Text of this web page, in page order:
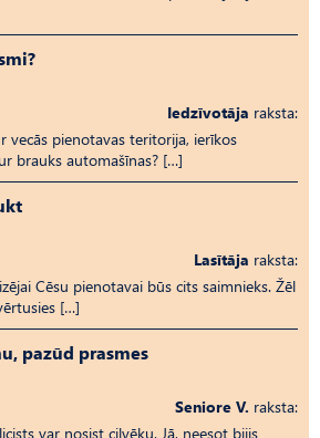
Iedzīvotāja raksta:
vecās pienotavas teritorija, ierīkos
brauks automašīnas? […]
Lasītāja raksta:
Cēsu pienotavai būs cits saimnieks. Žēl
[…]
pazūd prasmes
Seniore V. raksta:
var nosist cilvēku. Jā, neesot bijis